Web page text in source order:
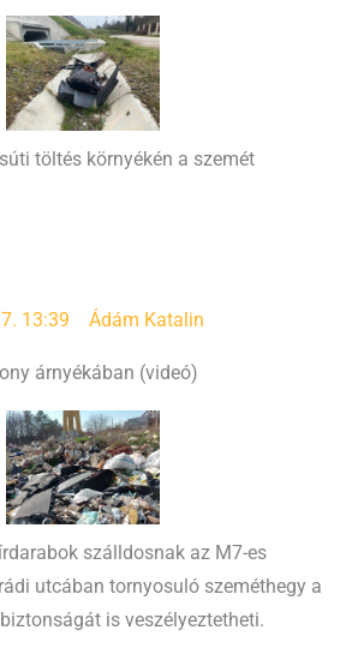
töltés környékén a szemét
13:39 Ádám Katalin
árnyékában (videó)
szálldosnak az M7-es
utcában tornyosuló szeméthegy a
is veszélyeztetheti.